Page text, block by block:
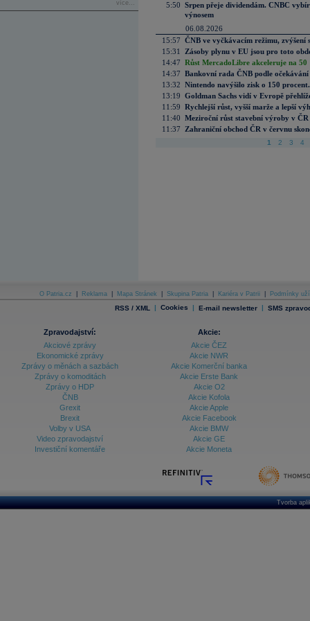
více...
5:50 Srpen přeje dividendám. CNBC
výnosem
06.08.2026
15:57 ČNB ve vyčkávacím režimu, zvýšení
15:31
Zásoby plynu v EU jsou pro toto
14:47 Růst MercadoLibre akceleruje na
14:37 Bankovní rada ČNB podle
13:32 Nintendo navýšilo zisk o 150
13:19 Goldman Sachs vidí v Evropě
11:59 Rychlejší růst, vyšší marže a lepší
11:40 Meziroční růst stavební výroby v
11:37
Zahraniční obchod ČR v červnu
1 2 3 4
O Patria.cz Reklama Mapa Stránek Skupina Patria Kariéra v Patrii Podmínky
RSS / XML | Cookies | E-mail newsletter | SMS
Zpravodajství:
Akciové zprávy
Ekonomické zprávy
Zprávy o měnách a sazbách
Zprávy o komoditách
Zprávy o HDP
ČNB
Grexit
Brexit
Volby v USA
Video zpravodajství
Investiční komentáře
Akcie:
Akcie ČEZ
Akcie NWR
Akcie Komerční banka
Akcie Erste Bank
Akcie O2
Akcie Kofola
Akcie Apple
Akcie Facebook
Akcie BMW
Akcie GE
Akcie Moneta
Tvorba